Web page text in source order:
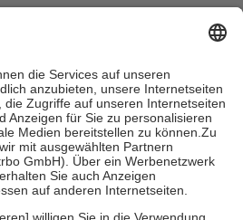
Zuzahlungen in Höhe von zehn
jedoch nie mehr als die tatsächlichen
auch für Online-Apotheken.
Krankenpflege beträgt die
Kosten sowie zehn Euro je
für ihre eigene Gesundheit zu
der Familie zu unterstützen,